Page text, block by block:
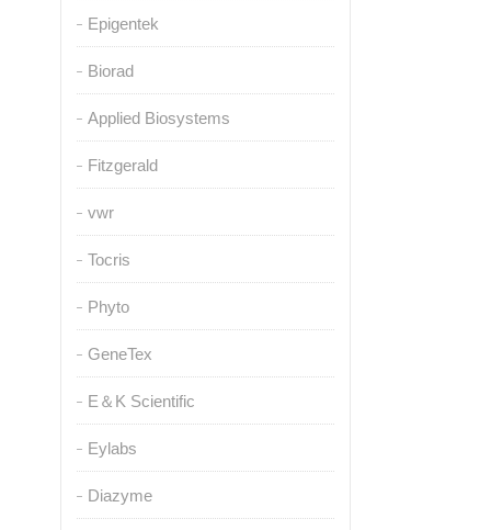
Epigentek
Biorad
Applied Biosystems
Fitzgerald
vwr
Tocris
Phyto
GeneTex
E＆K Scientific
Eylabs
Diazyme